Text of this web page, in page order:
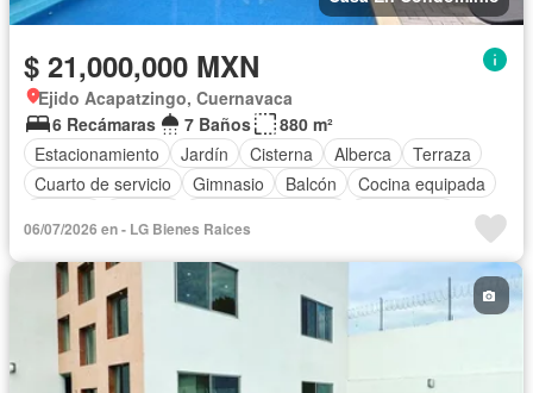
$ 21,000,000 MXN
Ejido Acapatzingo, Cuernavaca
6 Recámaras
7 Baños
880 m²
Estacionamiento
Jardín Cisterna Alberca
Terraza
Cuarto de servicio
Gimnasio Balcón
Cocina equipada
Jacuzzi
Agua Cuarto de Limpieza
Televisión por cable
Gas natural
Asador Chimenea
Despacho
Recámara con closet Sin amueblar
06/07/2026 en - LG Bienes Raices